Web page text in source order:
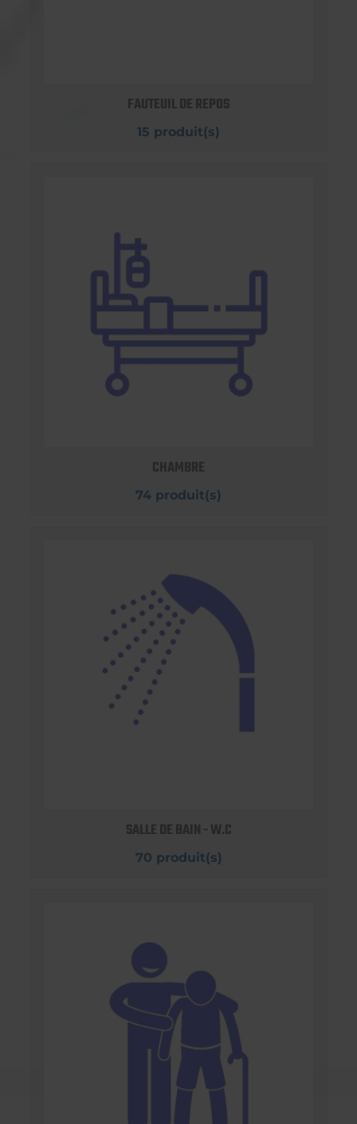
FAUTEUIL DE REPOS
15 produit(s)
CHAMBRE
74 produit(s)
SALLE DE BAIN - W.C
70 produit(s)